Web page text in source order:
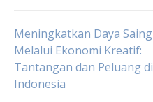
Post
navigation
Meningkatkan Daya Saing
Melalui Ekonomi Kreatif:
Tantangan dan Peluang di
Indonesia